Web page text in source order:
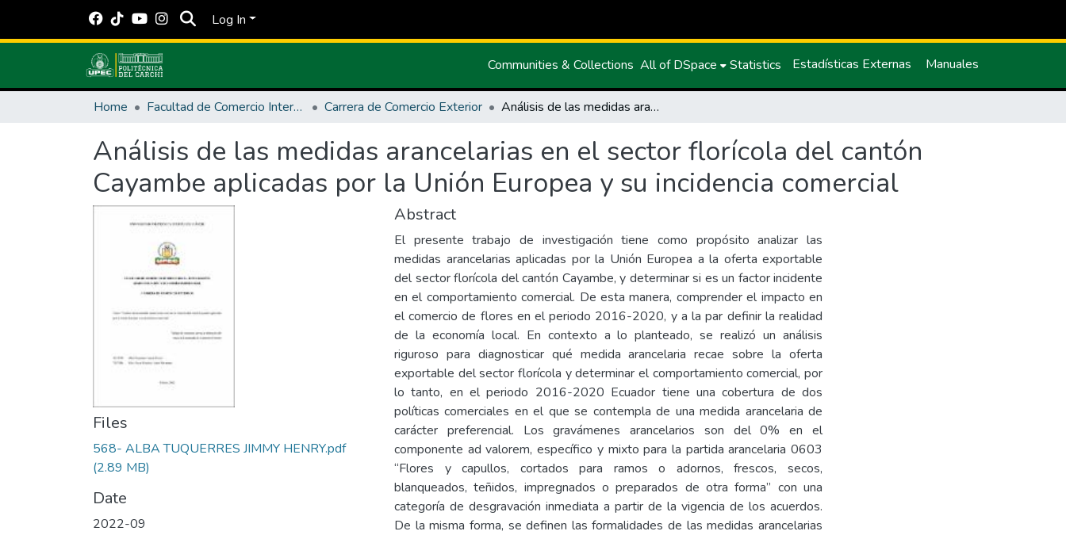
Log In
Communities & Collections All of DSpace Statistics Estadísticas Externas Manuales
Home Facultad de Comercio Internacional, Integración, Administración y Economía Empresarial Carrera de Comercio Exterior Análisis de las medidas arancelarias en el sector florícola del cantón Cayambe aplicadas por la Unión Europea y su incidencia comercial
Análisis de las medidas arancelarias en el sector florícola del cantón
Cayambe aplicadas por la Unión Europea y su incidencia comercial
Files
568- ALBA TUQUERRES JIMMY HENRY.pdf
(2.89 MB)
Date
2022-09
Abstract
El presente trabajo de investigación tiene como propósito analizar las
medidas arancelarias aplicadas por la Unión Europea a la oferta exportable
del sector florícola del cantón Cayambe, y determinar si es un factor incidente
en el comportamiento comercial. De esta manera, comprender el impacto en
el comercio de flores en el periodo 2016-2020, y a la par definir la realidad
de la economía local. En contexto a lo planteado, se realizó un análisis
riguroso para diagnosticar qué medida arancelaria recae sobre la oferta
exportable del sector florícola y determinar el comportamiento comercial, por
lo tanto, en el periodo 2016-2020 Ecuador tiene una cobertura de dos
políticas comerciales en el que se contempla de una medida arancelaria de
carácter preferencial. Los gravámenes arancelarios son del 0% en el
componente ad valorem, específico y mixto para la partida arancelaria 0603
“Flores y capullos, cortados para ramos o adornos, frescos, secos,
blanqueados, teñidos, impregnados o preparados de otra forma” con una
categoría de desgravación inmediata a partir de la vigencia de los acuerdos.
De la misma forma, se definen las formalidades de las medidas arancelarias